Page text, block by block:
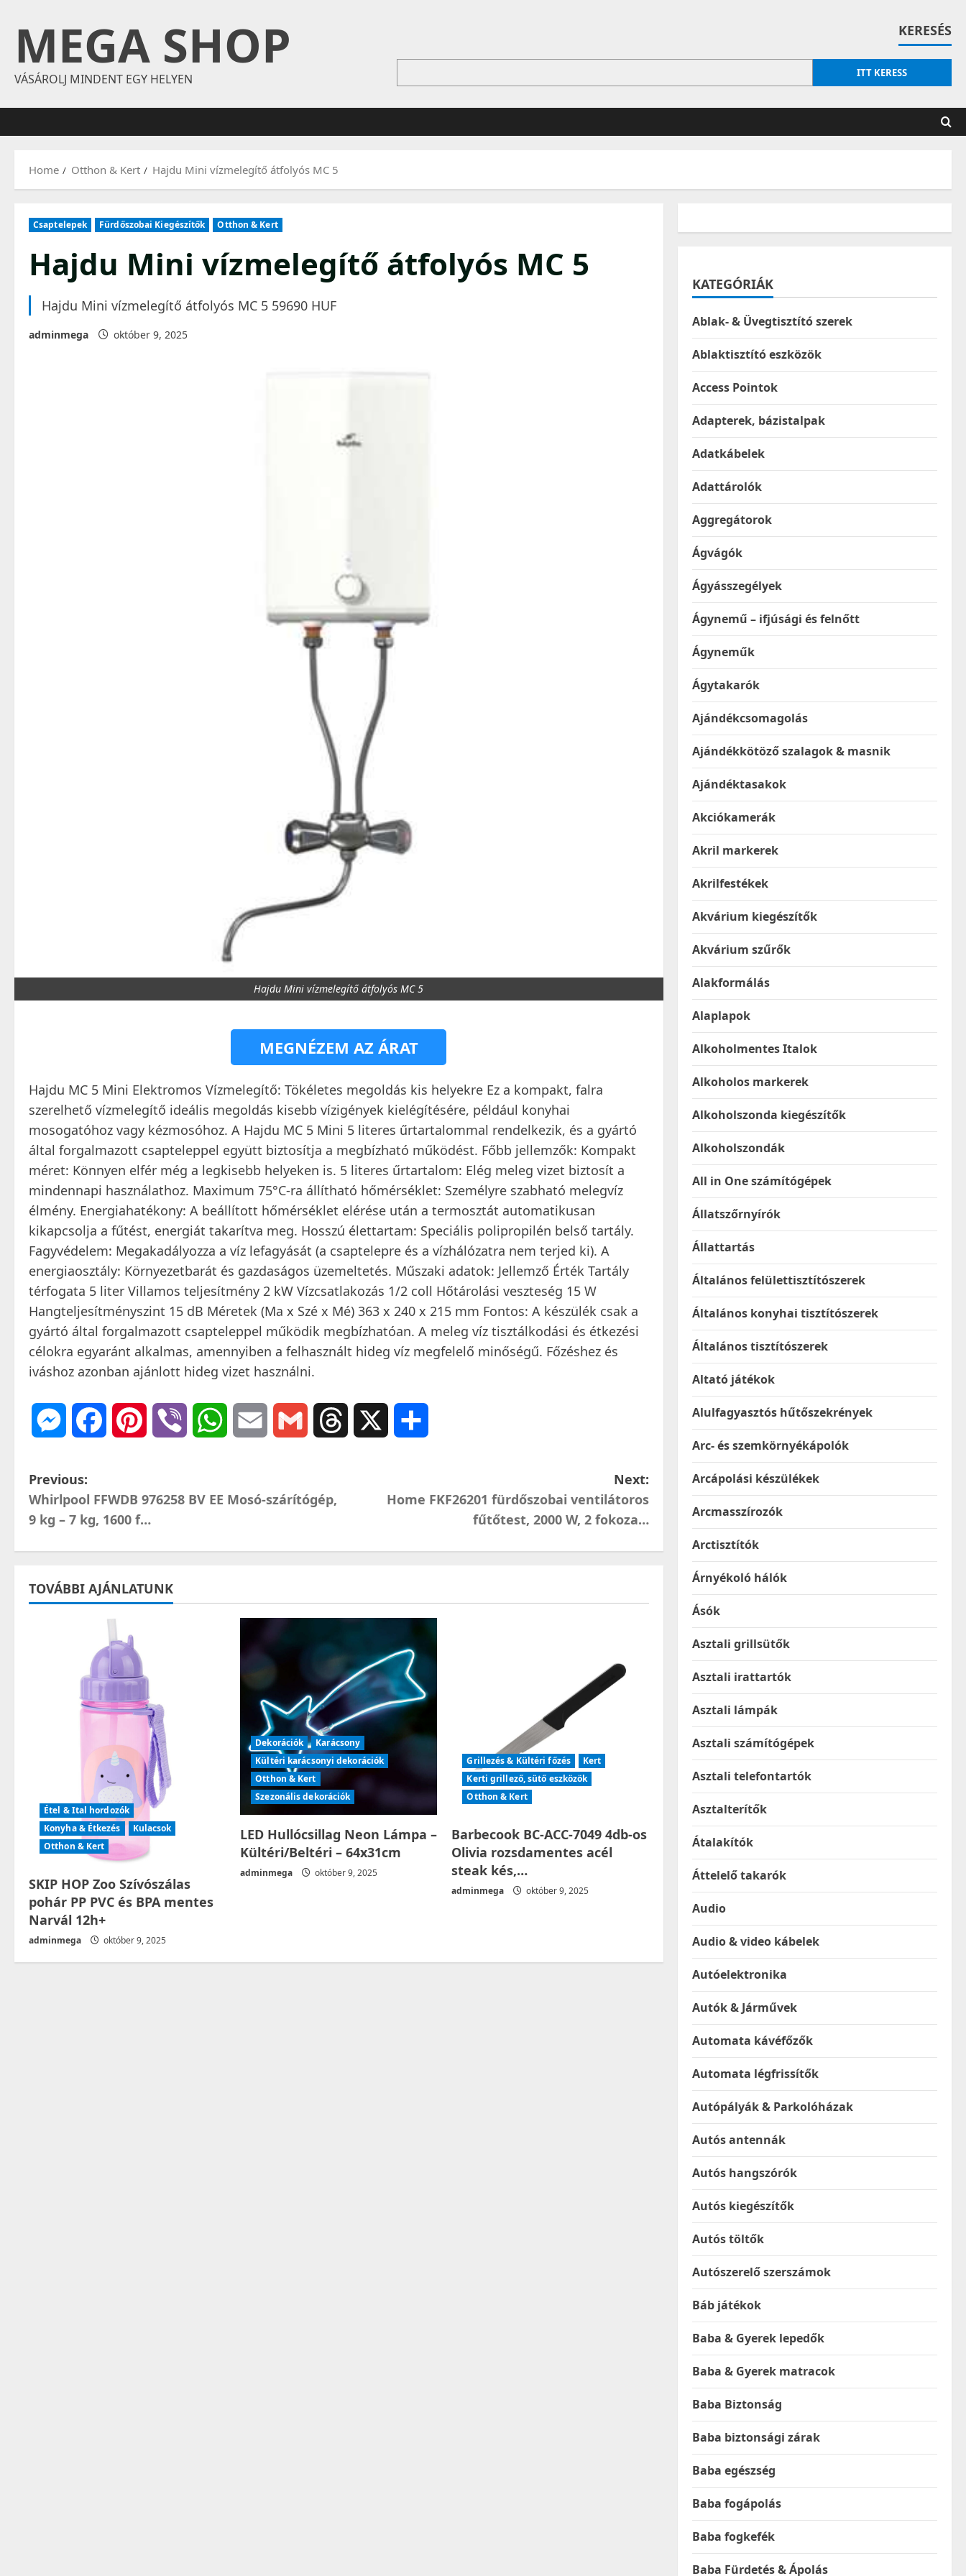
content
MEGA SHOP
VÁSÁROLJ MINDENT EGY HELYEN
KERESÉS
ITT KERESS
Home Otthon & Kert Hajdu Mini vízmelegítő átfolyós MC 5
Csaptelepek Fürdőszobai Kiegészítők Otthon & Kert
Hajdu Mini vízmelegítő átfolyós MC 5
Hajdu Mini vízmelegítő átfolyós MC 5 59690 HUF
adminmega október 9, 2025
Hajdu Mini vízmelegítő átfolyós MC 5
MEGNÉZEM AZ ÁRAT
Hajdu MC 5 Mini Elektromos Vízmelegítő: Tökéletes megoldás kis helyekre Ez a kompakt, falra
szerelhető vízmelegítő ideális megoldás kisebb vízigények kielégítésére, például konyhai
mosogatóhoz vagy kézmosóhoz. A Hajdu MC 5 Mini 5 literes űrtartalommal rendelkezik, és a gyártó
által forgalmazott csapteleppel együtt biztosítja a megbízható működést. Főbb jellemzők: Kompakt
méret: Könnyen elfér még a legkisebb helyeken is. 5 literes űrtartalom: Elég meleg vizet biztosít a
mindennapi használathoz. Maximum 75°C-ra állítható hőmérséklet: Személyre szabható melegvíz
élmény. Energiahatékony: A beállított hőmérséklet elérése után a termosztát automatikusan
kikapcsolja a fűtést, energiát takarítva meg. Hosszú élettartam: Speciális polipropilén belső tartály.
Fagyvédelem: Megakadályozza a víz lefagyását (a csaptelepre és a vízhálózatra nem terjed ki). A
energiaosztály: Környezetbarát és gazdaságos üzemeltetés. Műszaki adatok: Jellemző Érték Tartály
térfogata 5 liter Villamos teljesítmény 2 kW Vízcsatlakozás 1/2 coll Hőtárolási veszteség 15 W
Hangteljesítményszint 15 dB Méretek (Ma x Szé x Mé) 363 x 240 x 215 mm Fontos: A készülék csak a
gyártó által forgalmazott csapteleppel működik megbízhatóan. A meleg víz tisztálkodási és étkezési
célokra egyaránt alkalmas, amennyiben a felhasznált hideg víz megfelelő minőségű. Főzéshez és
iváshoz azonban ajánlott hideg vizet használni.
MessengerFacebookPinterest Viber WhatsAppEmail Gmail Threads
P
o
s
n
o
n
Previous:
Whirlpool FFWDB 976258 BV EE Mosó-szárítógép,
9 kg – 7 kg, 1600 f…
Next:
Home FKF26201 fürdőszobai ventilátoros
fűtőtest, 2000 W, 2 fokoza…
TOVÁBBI AJÁNLATUNK
Étel & Ital hordozók
Konyha & Étkezés
Kulacsok
Otthon & Kert
SKIP HOP Zoo Szívószálas
pohár PP PVC és BPA mentes
Narvál 12h+
adminmega október 9, 2025
Dekorációk
Karácsony
Kültéri karácsonyi dekorációk
Otthon & Kert
Szezonális dekorációk
LED Hullócsillag Neon Lámpa –
Kültéri/Beltéri – 64x31cm
adminmega október 9, 2025
Grillezés & Kültéri főzés
Kert
Kerti grillező, sütő eszközök
Otthon & Kert
Barbecook BC-ACC-7049 4db-os
Olivia rozsdamentes acél
steak kés,…
adminmega október 9, 2025
KATEGÓRIÁK
Ablak- & Üvegtisztító szerek
Ablaktisztító eszközök
Access Pointok
Adapterek, bázistalpak
Adatkábelek
Adattárolók
Aggregátorok
Ágvágók
Ágyásszegélyek
Ágynemű – ifjúsági és felnőtt
Ágyneműk
Ágytakarók
Ajándékcsomagolás
Ajándékkötöző szalagok & masnik
Ajándéktasakok
Akciókamerák
Akril markerek
Akrilfestékek
Akvárium kiegészítők
Akvárium szűrők
Alakformálás
Alaplapok
Alkoholmentes Italok
Alkoholos markerek
Alkoholszonda kiegészítők
Alkoholszondák
All in One számítógépek
Állatszőrnyírók
Állattartás
Általános felülettisztítószerek
Általános konyhai tisztítószerek
Általános tisztítószerek
Altató játékok
Alulfagyasztós hűtőszekrények
Arc- és szemkörnyékápolók
Arcápolási készülékek
Arcmasszírozók
Arctisztítók
Árnyékoló hálók
Ásók
Asztali grillsütők
Asztali irattartók
Asztali lámpák
Asztali számítógépek
Asztali telefontartók
Asztalterítők
Átalakítók
Áttelelő takarók
Audio
Audio & video kábelek
Autóelektronika
Autók & Járművek
Automata kávéfőzők
Automata légfrissítők
Autópályák & Parkolóházak
Autós antennák
Autós hangszórók
Autós kiegészítők
Autós töltők
Autószerelő szerszámok
Báb játékok
Baba & Gyerek lepedők
Baba & Gyerek matracok
Baba Biztonság
Baba biztonsági zárak
Baba egészség
Baba fogápolás
Baba fogkefék
Baba Fürdetés & Ápolás